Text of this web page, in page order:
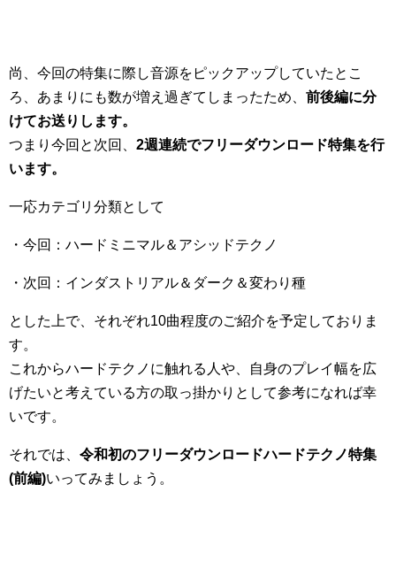
尚、今回の特集に際し音源をピックアップしていたとこ
ろ、あまりにも数が増え過ぎてしまったため、 前後編に分
けてお送りします。
つまり今回と次回、 2週連続でフリーダウンロード特集を行
います。
一応カテゴリ分類として
・今回：ハードミニマル＆アシッドテクノ
・次回：インダストリアル＆ダーク＆変わり種
とした上で、それぞれ10曲程度のご紹介を予定しておりま
す。
これからハードテクノに触れる人や、自身のプレイ幅を広
げたいと考えている方の取っ掛かりとして参考になれば幸
いです。
それでは、 令和初のフリーダウンロードハードテクノ特集
(前編)いってみましょう。